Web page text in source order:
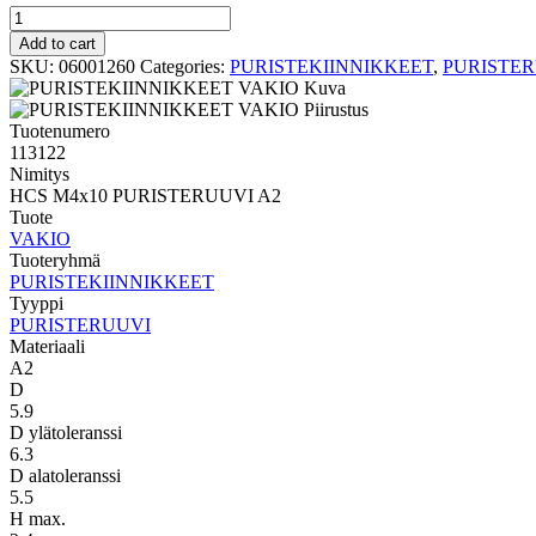
PURISTERUUVI
VAKIO
HCS
M4x10
PURISTERUUVI
A2
quantity
Add to cart
SKU: 06001260 Categories: PURISTEKIINNIKKEET,
Tuotenumero
113122
Nimitys
HCS M4x10 PURISTERUUVI A2
Tuote
VAKIO
Tuoteryhmä
PURISTEKIINNIKKEET
Tyyppi
PURISTERUUVI
Materiaali
A2
D
5.9
D ylätoleranssi
6.3
D alatoleranssi
5.5
H max.